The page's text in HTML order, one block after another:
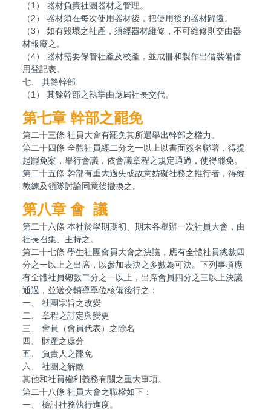
（1） 器材負責社團器材之管理。
（2） 器材須在每次使用器材後，把使用後的器材歸還。
（3） 如有毀壞之社產，須經器材維修，不可維修則交由器
材報廢之。
（4） 器材需要保管社產及校產，並成冊和製作出借裝備借
用登記表。
七、 其餘幹部
（1） 其餘幹部之執掌由應屆社長交代。
第七章 幹部之罷免
第二十三條 社員大會有罷免其所選舉出幹部之權力。
第二十四條 全體社員經二分之一以上以書面簽名聯署，得提
起罷免案，舉行會議，依會議章程之規定通過，使得罷免。
第二十五條 幹部有重大過失或故意妨礙社務之推行者，得經
教練及領隊討論同意後撤換之。
第八章 會 議
第二十六條 本社於學期期初、期末各舉辦一次社員大會，由
社長召集、主持之。
第二十七條 學生社團會員大會之決議，應有全體社員總數四
分之一以上之出席，以參加表決之多數為可決。下列事項應
有全體社員總數二分之一以上，出席會員四分之三以上決議
通過，並送交輔導單位核備後行之：
一、 社團宗旨之改變
二、 章程之訂定與變更
三、 會員（會員代表）之除名
四、 財產之處分
五、 負責人之罷免
六、 社團之解散
其他和社員權利義務有關之重大事項。
第二十八條 社員大會之職權如下：
一、 檢討社務執行進度。